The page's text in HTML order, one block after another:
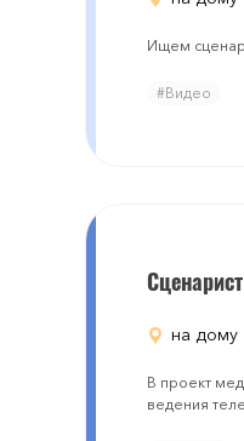
Ищем
#Видео
на дому
В проект
ведения